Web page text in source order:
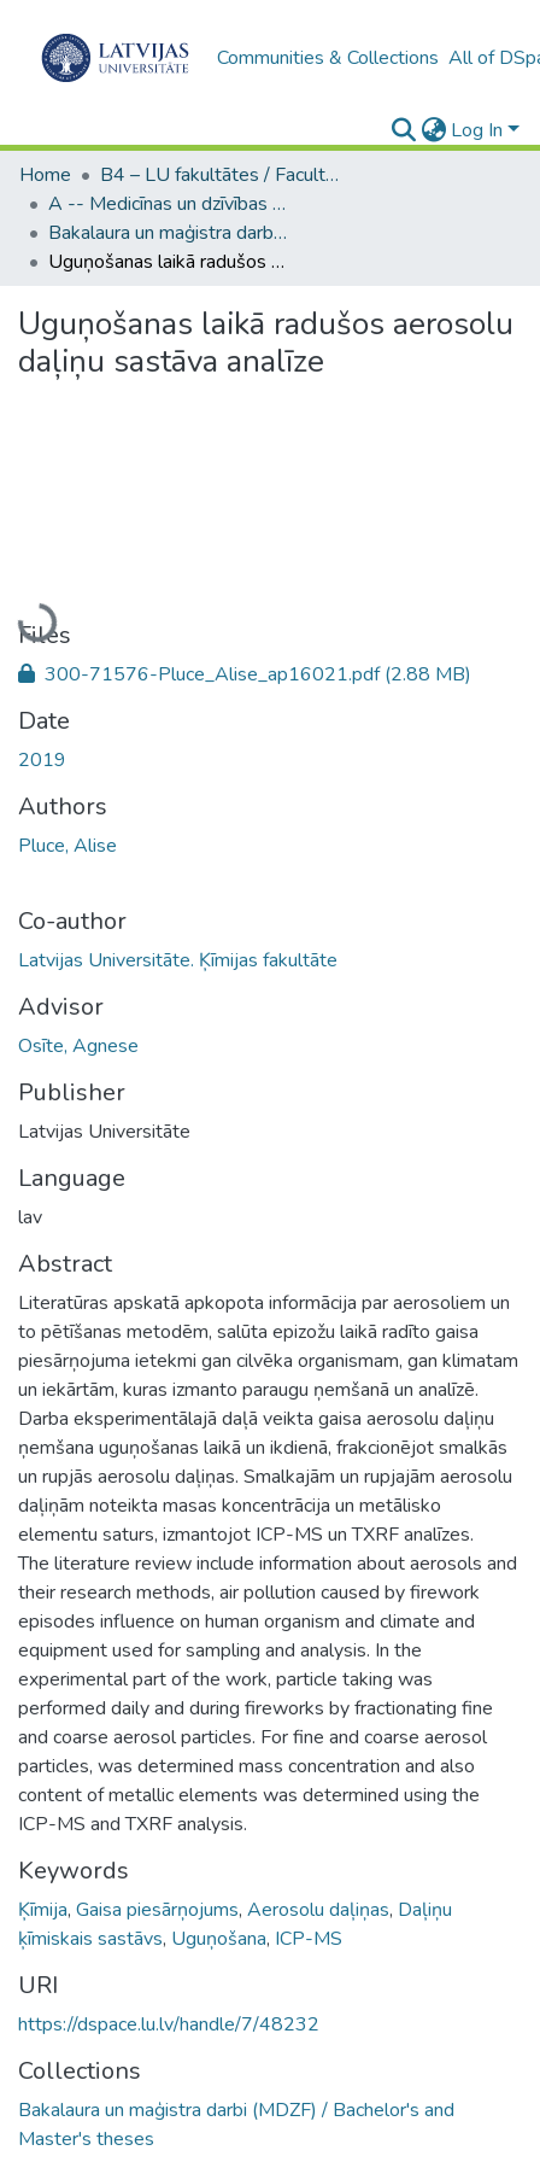
Communities & Collections All of
Log In
Home
B4 – LU fakultātes / Faculties of the UL
A -- Medicīnas un dzīvības zinātņu fakultāte / Faculty of Medicine and Life Sciences
Bakalaura un maģistra darbi (MDZF) / Bachelor's and Master's theses
Uguņošanas laikā radušos aerosolu daļiņu sastāva analīze
Uguņošanas laikā radušos aerosolu
daļiņu sastāva analīze
Loading...
Files
300-71576-Pluce_Alise_ap16021.pdf(2.88 MB)
Date
2019
Authors
Pluce, Alise
Co-author
Latvijas Universitāte. Ķīmijas fakultāte
Advisor
Osīte, Agnese
Publisher
Latvijas Universitāte
Language
lav
Abstract
Literatūras apskatā apkopota informācija par aerosoliem un
to pētīšanas metodēm, salūta epizožu laikā radīto gaisa
piesārņojuma ietekmi gan cilvēka organismam, gan klimatam
un iekārtām, kuras izmanto paraugu ņemšanā un analīzē.
Darba eksperimentālajā daļā veikta gaisa aerosolu daļiņu
ņemšana uguņošanas laikā un ikdienā, frakcionējot smalkās
un rupjās aerosolu daļiņas. Smalkajām un rupjajām aerosolu
daļiņām noteikta masas koncentrācija un metālisko
elementu saturs, izmantojot ICP-MS un TXRF analīzes.
The literature review include information about aerosols and
their research methods, air pollution caused by firework
episodes influence on human organism and climate and
equipment used for sampling and analysis. In the
experimental part of the work, particle taking was
performed daily and during fireworks by fractionating fine
and coarse aerosol particles. For fine and coarse aerosol
particles, was determined mass concentration and also
content of metallic elements was determined using the
ICP-MS and TXRF analysis.
Keywords
Ķīmija, Gaisa piesārņojums, Aerosolu daļiņas, Daļiņu
ķīmiskais sastāvs, Uguņošana, ICP-MS
URI
https://dspace.lu.lv/handle/7/48232
Collections
Bakalaura un maģistra darbi (MDZF) / Bachelor's and
Master's theses